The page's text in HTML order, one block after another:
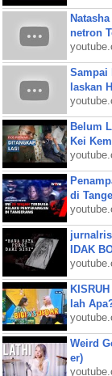
netron
Sampai
laskan
Belum
Kei
di
IDAK
lah
Weird
er)